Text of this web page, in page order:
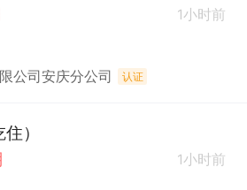
1小时前
公司安庆分公司 认证
）
1小时前